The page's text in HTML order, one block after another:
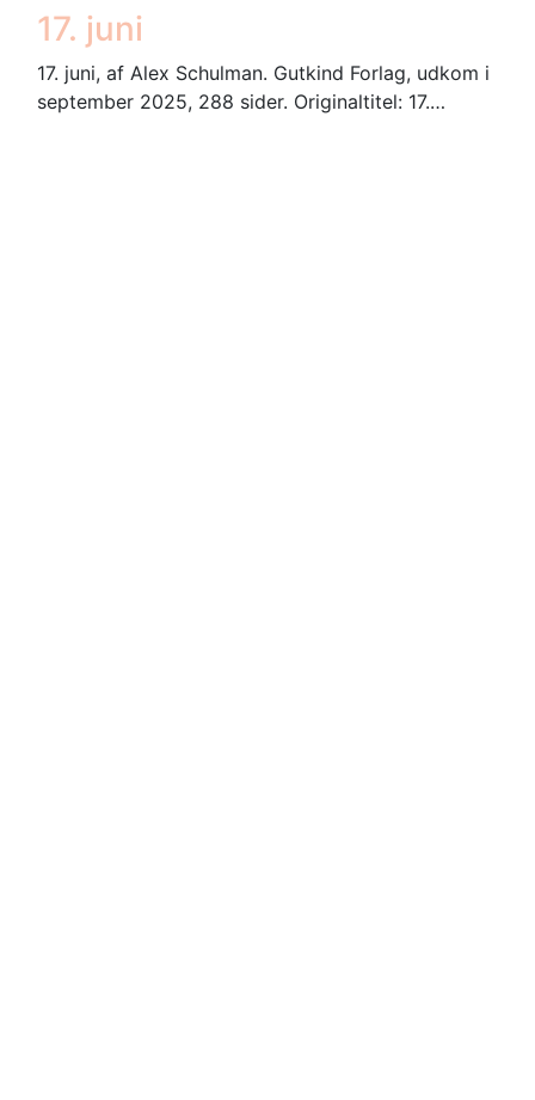
17. juni
17. juni, af Alex Schulman. Gutkind Forlag, udkom i
september 2025, 288 sider. Originaltitel: 17.…